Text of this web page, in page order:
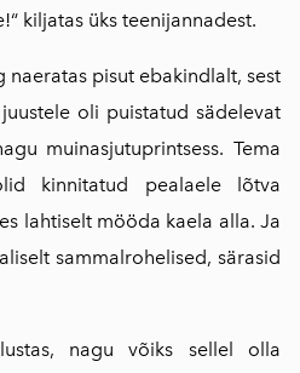
kiljatas üks teenijannadest.
naeratas pisut ebakindlalt, sest
oli puistatud sädelevat
muinasjutuprintsess. Tema
kinnitatud pealaele lõtva
lahtiselt mööda kaela alla. Ja
sammalrohelised, särasid
nagu võiks sellel olla